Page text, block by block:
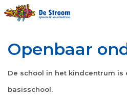
Openbaar
De school in het kindcentrum is
basisschool.